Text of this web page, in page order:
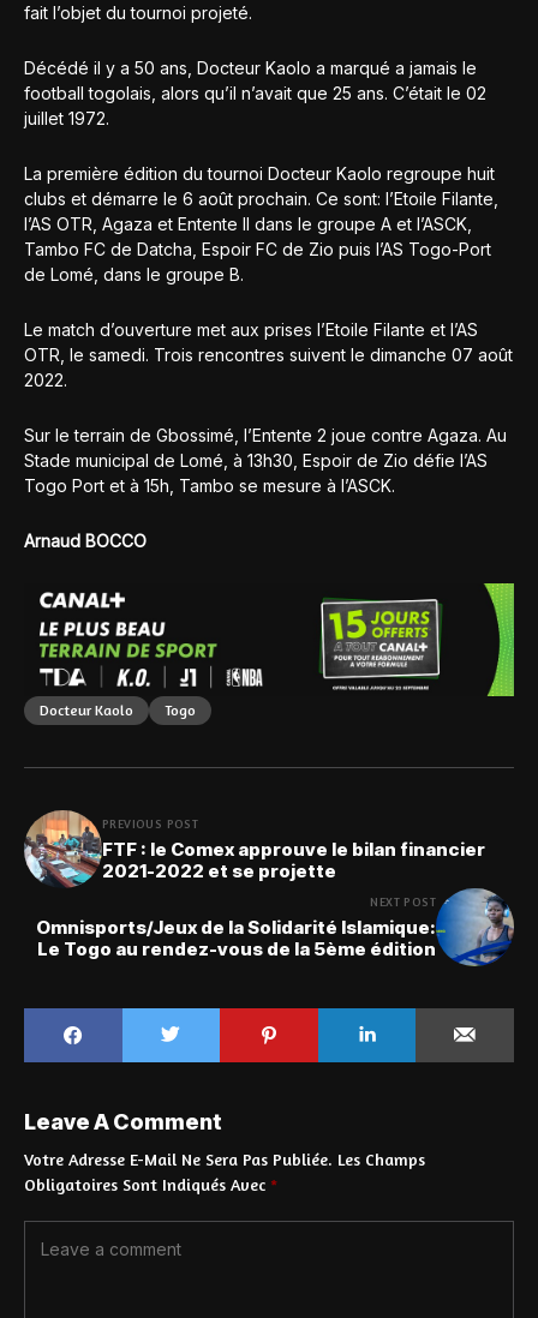
fait l’objet du tournoi projeté.
Décédé il y a 50 ans, Docteur Kaolo a marqué a jamais le
football togolais, alors qu’il n’avait que 25 ans. C’était le 02
juillet 1972.
La première édition du tournoi Docteur Kaolo regroupe huit
clubs et démarre le 6 août prochain. Ce sont: l’Etoile Filante,
l’AS OTR, Agaza et Entente II dans le groupe A et l’ASCK,
Tambo FC de Datcha, Espoir FC de Zio puis l’AS Togo-Port
de Lomé, dans le groupe B.
Le match d’ouverture met aux prises l’Etoile Filante et l’AS
OTR, le samedi. Trois rencontres suivent le dimanche 07 août
2022.
Sur le terrain de Gbossimé, l’Entente 2 joue contre Agaza. Au
Stade municipal de Lomé, à 13h30, Espoir de Zio défie l’AS
Togo Port et à 15h, Tambo se mesure à l’ASCK.
Arnaud BOCCO
Docteur Kaolo Togo
PREVIOUS POST
FTF : le Comex approuve le bilan financier
2021-2022 et se projette
NEXT POST
Omnisports/Jeux de la Solidarité Islamique:
Le Togo au rendez-vous de la 5ème édition
Leave A Comment
Votre Adresse E-Mail Ne Sera Pas Publiée. Les Champs
Obligatoires Sont Indiqués Avec *